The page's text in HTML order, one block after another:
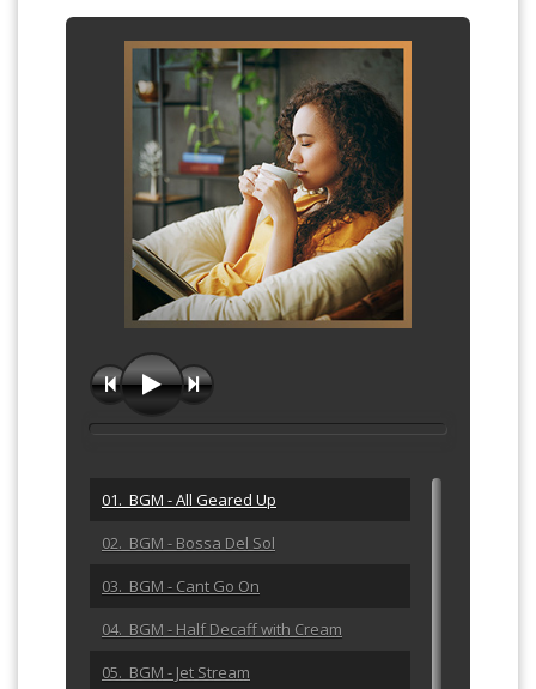
01. BGM - All Geared Up
02. BGM - Bossa Del Sol
03. BGM - Cant Go On
04. BGM - Half Decaff with Cream
05. BGM - Jet Stream